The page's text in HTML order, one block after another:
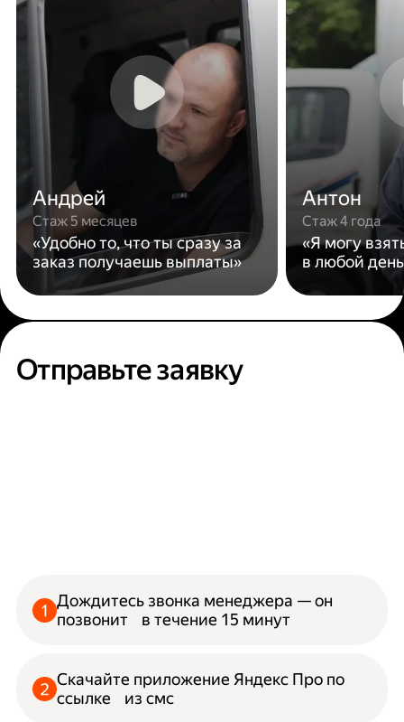
Андрей
Стаж 5 месяцев
«Удобно то, что ты сразу за
заказ получаешь выплаты»
Антон
Стаж 4 года
«Я могу
в любой
Отправьте заявку
Дождитесь звонка менеджера — он
позвонит в течение 15 минут
Скачайте приложение Яндекс Про по
ссылке из смс